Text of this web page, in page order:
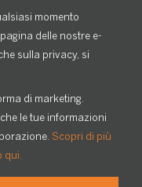
momento
delle nostre e-
sulla privacy, si
di marketing.
le tue informazioni
Scopri di più
qui.